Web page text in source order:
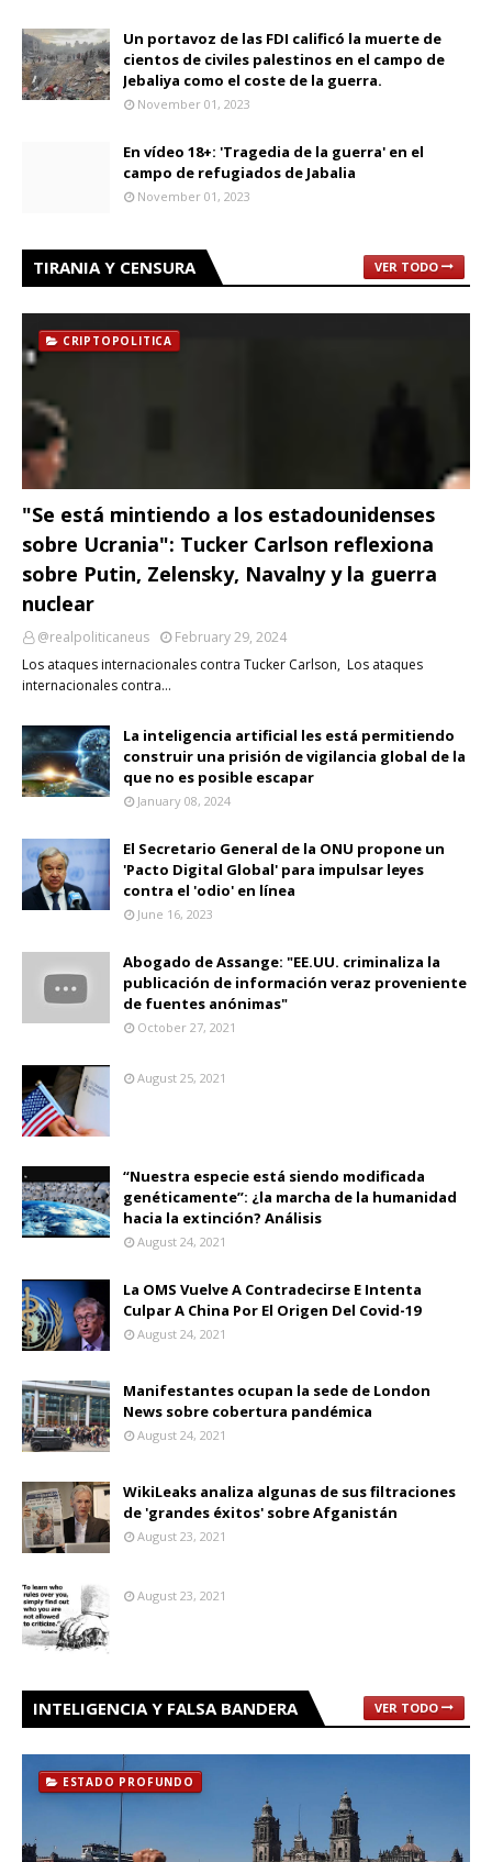
Un portavoz de las FDI calificó la muerte de
cientos de civiles palestinos en el campo de
Jebaliya como el coste de la guerra.
November 01, 2023
En vídeo 18+: 'Tragedia de la guerra' en el
campo de refugiados de Jabalia
November 01, 2023
TIRANIA Y CENSURA VER TODO
CRIPTOPOLITICA
"Se está mintiendo a los estadounidenses
sobre Ucrania": Tucker Carlson reflexiona
sobre Putin, Zelensky, Navalny y la guerra
nuclear
@realpoliticaneus
February 29, 2024
Los ataques internacionales contra Tucker Carlson, Los ataques
internacionales contra…
La inteligencia artificial les está permitiendo
construir una prisión de vigilancia global de la
que no es posible escapar
January 08, 2024
El Secretario General de la ONU propone un
'Pacto Digital Global' para impulsar leyes
contra el 'odio' en línea
June 16, 2023
Abogado de Assange: "EE.UU. criminaliza la
publicación de información veraz proveniente
de fuentes anónimas"
October 27, 2021
August 25, 2021
“Nuestra especie está siendo modificada
genéticamente”: ¿la marcha de la humanidad
hacia la extinción? Análisis
August 24, 2021
La OMS Vuelve A Contradecirse E Intenta
Culpar A China Por El Origen Del Covid-19
August 24, 2021
Manifestantes ocupan la sede de London
News sobre cobertura pandémica
August 24, 2021
WikiLeaks analiza algunas de sus filtraciones
de 'grandes éxitos' sobre Afganistán
August 23, 2021
August 23, 2021
INTELIGENCIA Y FALSA BANDERA VER TODO
ESTADO PROFUNDO